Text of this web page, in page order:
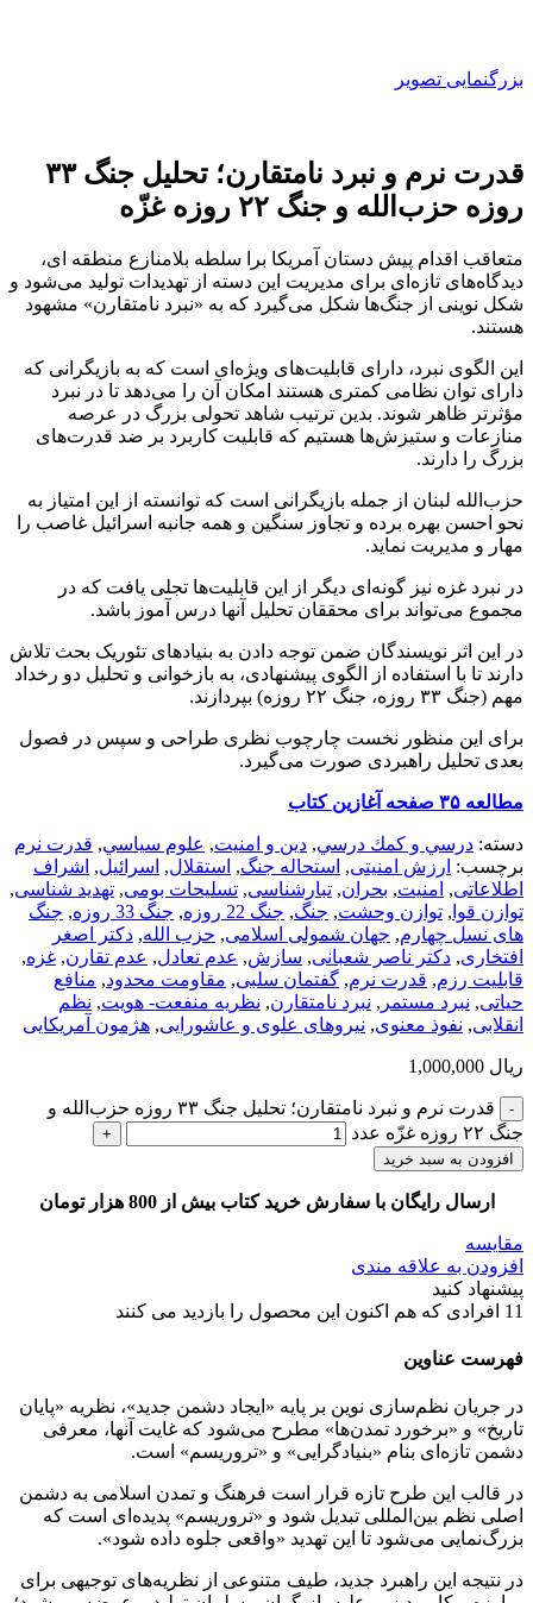
بزرگنمایی تصویر
قدرت نرم و نبرد نامتقارن؛ تحلیل جنگ ۳۳
روزه حزب‌الله و جنگ ۲۲ روزه غزّه
متعاقب اقدام پیش دستان آمریکا برا سلطه بلامنازع منطقه ای،
دیدگاه‌های تازه‌ای برای مدیریت این دسته از تهدیدات تولید می‌شود و
شکل نوینی از جنگ‌ها شکل می‌گیرد که به «نبرد نامتقارن» مشهود
هستند.
این الگوی نبرد، دارای قابلیت‌های ویژه‌ای است که به بازیگرانی که
دارای توان نظامی کمتری هستند امکان آن را می‌دهد تا در نبرد
مؤثرتر ظاهر شوند. بدین ترتیب شاهد تحولی بزرگ در عرصه
منازعات و ستیزش‌ها هستیم که قابلیت کاربرد بر ضد قدرت‌های
بزرگ را دارند.
حزب‌الله لبنان از جمله بازیگرانی است که توانسته از این امتیاز به
نحو احسن بهره برده و تجاوز سنگین و همه جانبه اسرائیل غاصب را
مهار و مدیریت نماید.
در نبرد غزه نیز گونه‌ای دیگر از این قابلیت‌ها تجلی یافت که در
مجموع می‌تواند برای محققان تحلیل آنها درس آموز باشد.
در این اثر نویسندگان ضمن توجه دادن به بنیادهای تئوریک بحث تلاش
دارند تا با استفاده از الگوی پیشنهادی، به بازخوانی و تحلیل دو رخداد
مهم (جنگ ۳۳ روزه، جنگ ۲۲ روزه) بپردازند.
برای این منظور نخست چارچوب نظری طراحی و سپس در فصول
بعدی تحلیل راهبردی صورت می‌گیرد.
مطالعه ۳۵ صفحه آغازین کتاب
دسته: درسي و كمك درسي, دین و امنیت, علوم سياسي, قدرت نرم
برچسب: ارزش امنیتی, استحاله جنگ, استقلال, اسرائیل, اشراف
اطلاعاتی, امنیت, بحران, تبارشناسی, تسلیحات بومی, تهدید شناسی,
توازن قوا , توازن وحشت, جنگ, جنگ 22 روزه , جنگ 33 روزه , جنگ
های نسل چهارم, جهان شمولی اسلامی, حزب الله, دکتر اصغر
افتخاری, دکتر ناصر شعبانی, سازش, عدم تعادل, عدم تقارن, غزه,
قابلیت رزم, قدرت نرم, گفتمان سلبی, مقاومت محدود, منافع
حیاتی, نبرد مستمر , نبرد نامتقارن, نظریه منفعت- هویت, نظم
انقلابی, نفوذ معنوی, نیروهای علوی و عاشورایی, هژمون آمریکایی
ریال
قدرت نرم و نبرد نامتقارن؛ تحلیل جنگ ۳۳ روزه حزب‌الله و
جنگ ۲۲ روزه غزّه عدد
افزودن به سبد خرید
ارسال رایگان با سفارش خرید کتاب بیش از 800 هزار تومان
مقایسه
افزودن به علاقه مندی
پیشنهاد کنید
11 افرادی که هم اکنون این محصول را بازدید می کنند
فهرست عناوین
در جریان نظم‌سازی نوین بر پایه «ایجاد دشمن جدید»، نظریه «پایان
تاریخ» و «برخورد تمدن‌ها» مطرح می‌شود که غایت آنها، معرفی
دشمن تازه‌ای بنام «بنیادگرایی» و «تروریسم» است.
در قالب این طرح تازه قرار است فرهنگ و تمدن اسلامی به دشمن
اصلی نظم بین‌المللی تبدیل شود و «تروریسم» پدیده‌ای است که
بزرگ‌نمایی می‌شود تا این تهدید «واقعی جلوه داده شود».
در نتیجه این راهبرد جدید، طیف متنوعی از نظریه‌های توجیهی برای